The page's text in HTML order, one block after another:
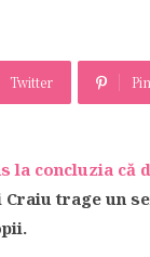
Twitter
la concluzia că
Craiu trage un